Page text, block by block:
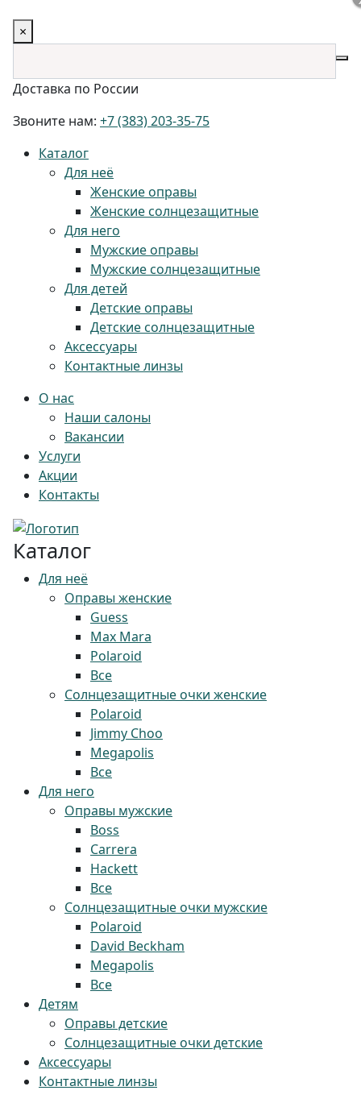
×
Доставка по России
Звоните нам: +7 (383) 203-35-75
Каталог
Для неё
Женские оправы
Женские солнцезащитные
Для него
Мужские оправы
Мужские солнцезащитные
Для детей
Детские оправы
Детские солнцезащитные
Аксессуары
Контактные линзы
О нас
Наши салоны
Вакансии
Услуги
Акции
Контакты
Каталог
Для неё
Оправы женские
Guess
Max Mara
Polaroid
Все
Солнцезащитные очки женские
Polaroid
Jimmy Choo
Megapolis
Все
Для него
Оправы мужские
Boss
Carrera
Hackett
Все
Солнцезащитные очки мужские
Polaroid
David Beckham
Megapolis
Все
Детям
Оправы детские
Солнцезащитные очки детские
Аксессуары
Контактные линзы